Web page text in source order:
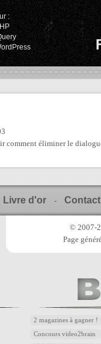
:
comment éliminer le
Livre d'or - Contact
© 2007-
Page
2 magazines à gagner !
Concours video2brain